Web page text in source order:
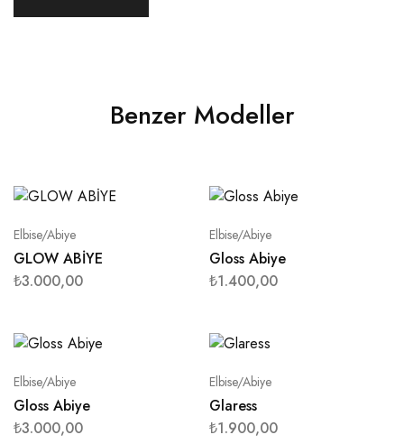
Benzer Modeller
Elbise/Abiye
GLOW ABİYE
₺3.000,00
Elbise/Abiye
Gloss Abiye
₺1.400,00
Elbise/Abiye
Gloss Abiye
₺3.000,00
Elbise/Abiye
Glaress
₺1.900,00